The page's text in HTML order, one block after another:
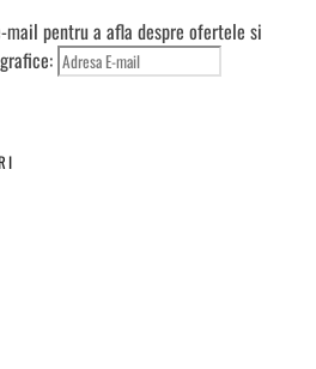
mail pentru a afla despre ofertele si